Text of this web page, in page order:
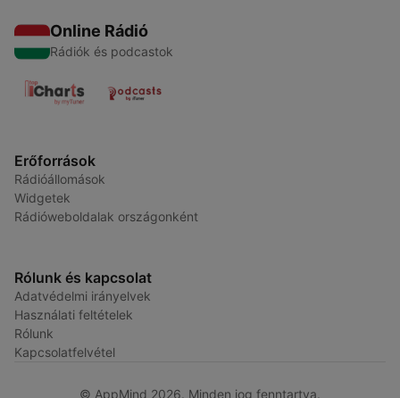
Online Rádió
Rádiók és podcastok
Erőforrások
Rádióállomások
Widgetek
Rádióweboldalak országonként
Rólunk és kapcsolat
Adatvédelmi irányelvek
Használati feltételek
Rólunk
Kapcsolatfelvétel
© AppMind 2026. Minden jog fenntartva.